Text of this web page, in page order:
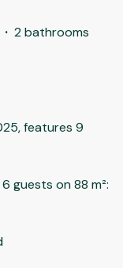
· 2 bathrooms
features 9
guests on 88 m²: